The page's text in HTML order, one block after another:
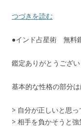
つづきを読む
●インド占星術 無
鑑定ありがとうござい
基本的な性格の部分
> 自分が正しいと思っ
> 相手を負かそうと強